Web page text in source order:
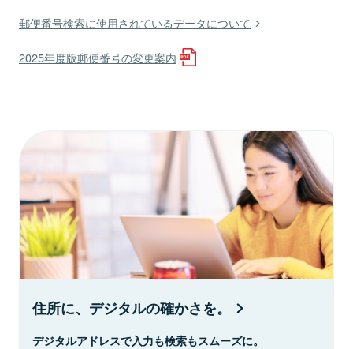
郵便番号検索に使用されているデータについて
2025年度版郵便番号の変更案内
住所に、デジタルの確かさを。
デジタルアドレスで入力も検索もスムーズに。